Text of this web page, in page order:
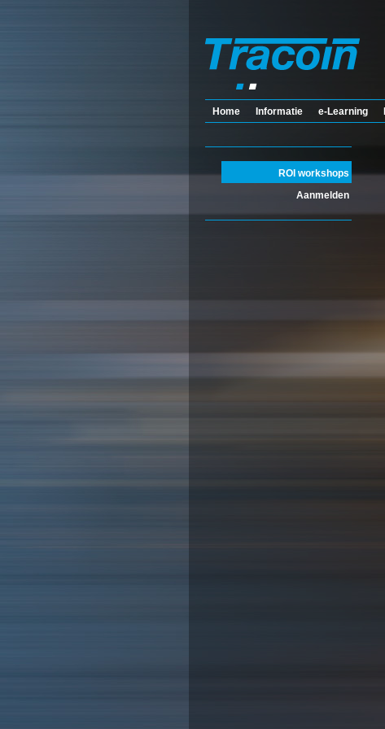
Home Informatie e-Learning
ROI workshops
Aanmelden